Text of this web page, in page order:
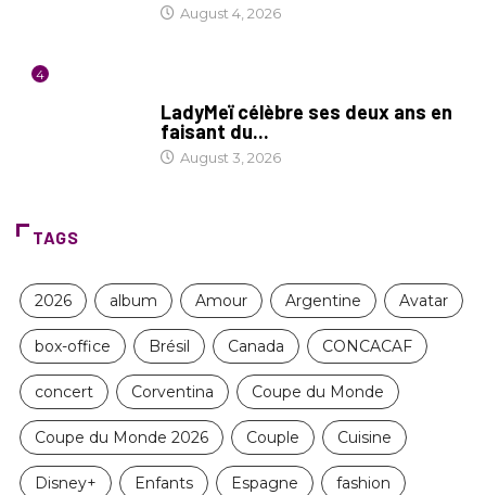
August 4, 2026
4
LadyMeï célèbre ses deux ans en
faisant du...
August 3, 2026
TAGS
2026 album Amour Argentine Avatar
box-office Brésil Canada CONCACAF
concert Corventina Coupe du Monde
Coupe du Monde 2026 Couple Cuisine
Disney+ Enfants Espagne fashion